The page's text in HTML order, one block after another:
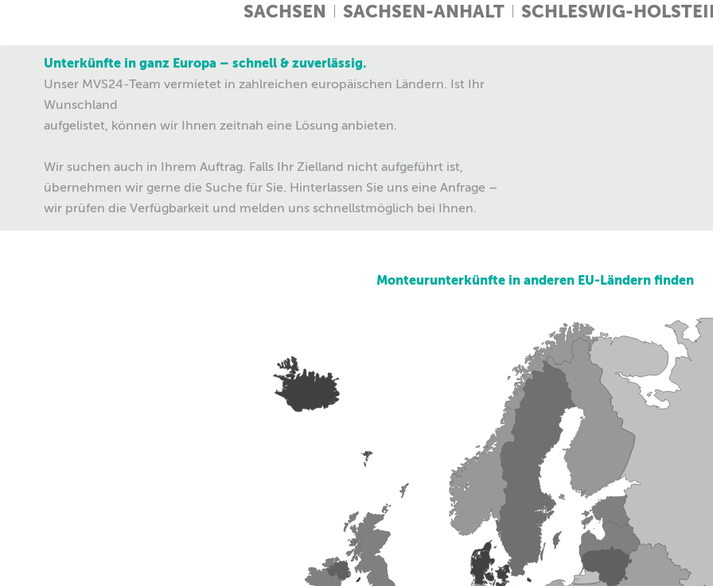
SACHSEN
SACHSEN-ANHALT SCHLESWIG-
Unterkünfte in ganz Europa – schnell & zuverlässig.
Unser MVS24-Team vermietet in zahlreichen europäischen Ländern. Ist Ihr
Wunschland
aufgelistet, können wir Ihnen zeitnah eine Lösung anbieten.
Wir suchen auch in Ihrem Auftrag. Falls Ihr Zielland nicht aufgeführt ist,
übernehmen wir gerne die Suche für Sie. Hinterlassen Sie uns eine Anfrage –
wir prüfen die Verfügbarkeit und melden uns schnellstmöglich bei Ihnen.
Monteurunterkünfte in anderen EU-Ländern finden